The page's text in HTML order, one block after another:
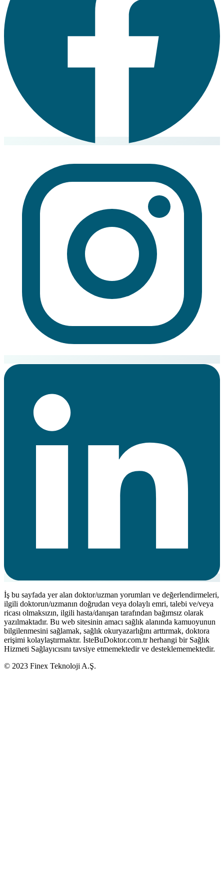
İş bu sayfada yer alan doktor/uzman yorumları ve değerlendirmeleri,
ilgili doktorun/uzmanın doğrudan veya dolaylı emri, talebi ve/veya
ricası olmaksızın, ilgili hasta/danışan tarafından bağımsız olarak
yazılmaktadır. Bu web sitesinin amacı sağlık alanında kamuoyunun
bilgilenmesini sağlamak, sağlık okuryazarlığını arttırmak, doktora
erişimi kolaylaştırmaktır. İsteBuDoktor.com.tr herhangi bir Sağlık
Hizmeti Sağlayıcısını tavsiye etmemektedir ve desteklememektedir.
© 2023 Finex Teknoloji A.Ş.